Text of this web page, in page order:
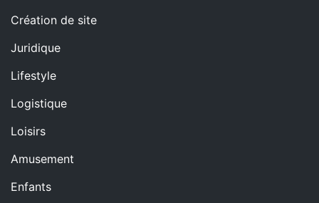
Création de site
Juridique
Lifestyle
Logistique
Loisirs
Amusement
Enfants